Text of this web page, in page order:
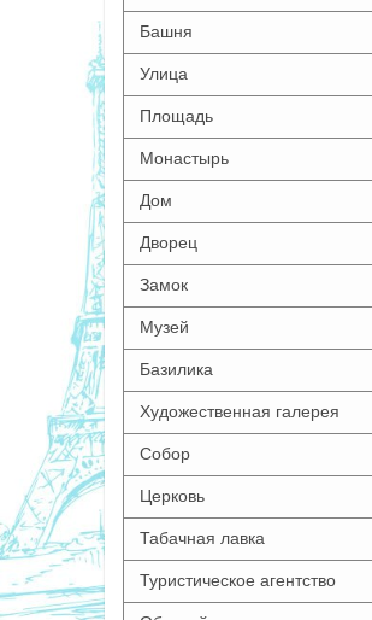
Башня
Улица
Площадь
Монастырь
Дом
Дворец
Замок
Музей
Базилика
Художественная галерея
Собор
Церковь
Табачная лавка
Туристическое агентство